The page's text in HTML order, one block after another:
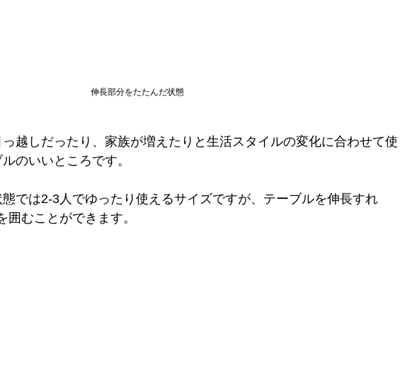
伸長部分をたたんだ状態
越しだったり、家族が増えたりと生活スタイルの変化に合わせて使
のいいところです。
では2-3人でゆったり使えるサイズですが、テーブルを伸長すれ
囲むことができます。